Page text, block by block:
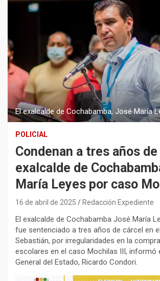
El exalcalde de Cochabamba, José María
POLICIAL
Condenan a tres años de
exalcalde de
María Leyes por caso
16 de abril de 2025 Redacción Expediente
El exalcalde de Cochabamba José María
fue sentenciado a tres años de cárcel en
Sebastián, por irregularidades en la
escolares en el caso Mochilas III, informó
General del Estado, Ricardo Condori.